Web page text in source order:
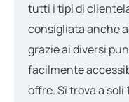
tutti i tipi di
consigliata anche
grazie ai diversi
facilmente
offre. Si trova a soli